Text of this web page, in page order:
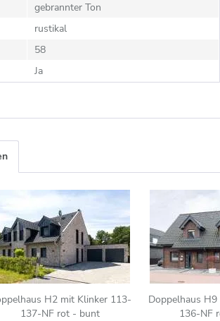
gebrannter Ton
rustikal
58
Ja
H2 mit Klinker 113-
137-NF rot - bunt
Doppelhaus
136-NF